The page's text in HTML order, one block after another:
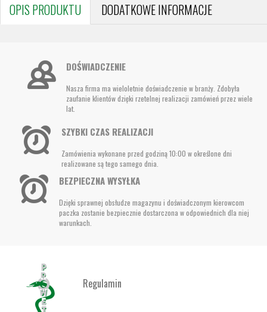
OPIS PRODUKTU DODATKOWE INFORMACJE
DOŚWIADCZENIE
Nasza firma ma wieloletnie doświadczenie w branży. Zdobyła
zaufanie klientów dzięki rzetelnej realizacji zamówień przez wiele
lat.
SZYBKI CZAS REALIZACJI
Zamówienia wykonane przed godziną 10:00 w określone dni
realizowane są tego samego dnia.
BEZPIECZNA WYSYŁKA
Dzięki sprawnej obsłudze magazynu i doświadczonym kierowcom
paczka zostanie bezpiecznie dostarczona w odpowiednich dla niej
warunkach.
Regulamin